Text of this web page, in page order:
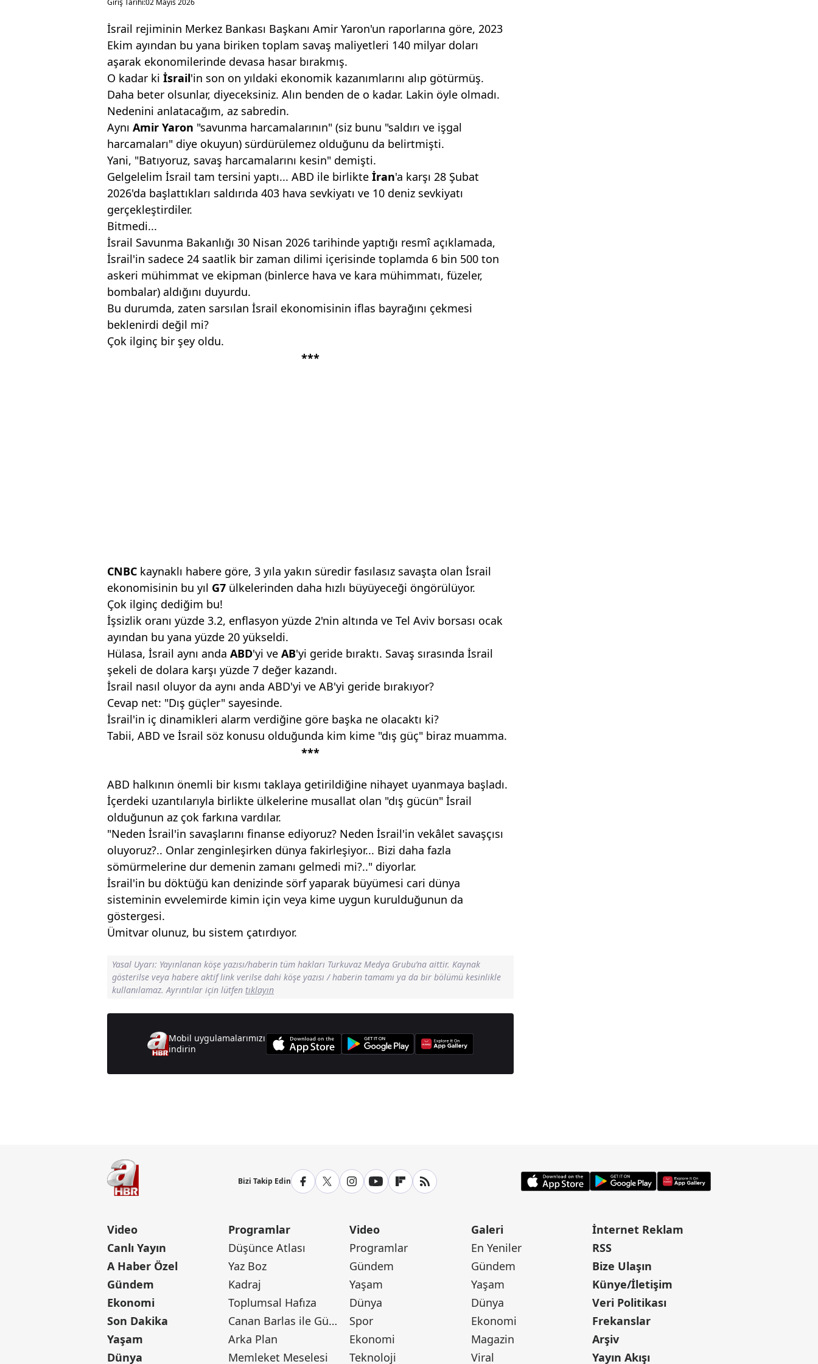
Giriş Tarihi:02 Mayıs 2026
İsrail rejiminin Merkez Bankası Başkanı Amir Yaron'un raporlarına göre, 2023
Ekim ayından bu yana biriken toplam savaş maliyetleri 140 milyar doları
aşarak ekonomilerinde devasa hasar bırakmış.
O kadar ki İsrail'in son on yıldaki ekonomik kazanımlarını alıp götürmüş.
Daha beter olsunlar, diyeceksiniz. Alın benden de o kadar. Lakin öyle olmadı.
Nedenini anlatacağım, az sabredin.
Aynı Amir Yaron "savunma harcamalarının" (siz bunu "saldırı ve işgal
harcamaları" diye okuyun) sürdürülemez olduğunu da belirtmişti.
Yani, "Batıyoruz, savaş harcamalarını kesin" demişti.
Gelgelelim İsrail tam tersini yaptı... ABD ile birlikte İran'a karşı 28 Şubat
2026'da başlattıkları saldırıda 403 hava sevkiyatı ve 10 deniz sevkiyatı
gerçekleştirdiler.
Bitmedi...
İsrail Savunma Bakanlığı 30 Nisan 2026 tarihinde yaptığı resmî açıklamada,
İsrail'in sadece 24 saatlik bir zaman dilimi içerisinde toplamda 6 bin 500 ton
askeri mühimmat ve ekipman (binlerce hava ve kara mühimmatı, füzeler,
bombalar) aldığını duyurdu.
Bu durumda, zaten sarsılan İsrail ekonomisinin iflas bayrağını çekmesi
beklenirdi değil mi?
Çok ilginç bir şey oldu.
***
CNBC kaynaklı habere göre, 3 yıla yakın süredir fasılasız savaşta olan İsrail
ekonomisinin bu yıl G7 ülkelerinden daha hızlı büyüyeceği öngörülüyor.
Çok ilginç dediğim bu!
İşsizlik oranı yüzde 3.2, enflasyon yüzde 2'nin altında ve Tel Aviv borsası ocak
ayından bu yana yüzde 20 yükseldi.
Hülasa, İsrail aynı anda ABD'yi ve AB'yi geride bıraktı. Savaş sırasında İsrail
şekeli de dolara karşı yüzde 7 değer kazandı.
İsrail nasıl oluyor da aynı anda ABD'yi ve AB'yi geride bırakıyor?
Cevap net: "Dış güçler" sayesinde.
İsrail'in iç dinamikleri alarm verdiğine göre başka ne olacaktı ki?
Tabii, ABD ve İsrail söz konusu olduğunda kim kime "dış güç" biraz muamma.
***
ABD halkının önemli bir kısmı taklaya getirildiğine nihayet uyanmaya başladı.
İçerdeki uzantılarıyla birlikte ülkelerine musallat olan "dış gücün" İsrail
olduğunun az çok farkına vardılar.
"Neden İsrail'in savaşlarını finanse ediyoruz? Neden İsrail'in vekâlet savaşçısı
oluyoruz?.. Onlar zenginleşirken dünya fakirleşiyor... Bizi daha fazla
sömürmelerine dur demenin zamanı gelmedi mi?.." diyorlar.
İsrail'in bu döktüğü kan denizinde sörf yaparak büyümesi cari dünya
sisteminin evvelemirde kimin için veya kime uygun kurulduğunun da
göstergesi.
Ümitvar olunuz, bu sistem çatırdıyor.
Yasal Uyarı: Yayınlanan köşe yazısı/haberin tüm hakları Turkuvaz Medya Grubu’na aittir. Kaynak
gösterilse veya habere aktif link verilse dahi köşe yazısı / haberin tamamı ya da bir bölümü kesinlikle
kullanılamaz. Ayrıntılar için lütfen tıklayın
Mobil uygulamalarımızı
indirin
Bizi Takip Edin
Video
Canlı Yayın
A Haber Özel
Gündem
Ekonomi
Son Dakika
Yaşam
Dünya
Programlar
Düşünce Atlası
Yaz Boz
Kadraj
Toplumsal Hafıza
Canan Barlas ile Gündem
Arka Plan
Memleket Meselesi
Video
Programlar
Gündem
Yaşam
Dünya
Spor
Ekonomi
Teknoloji
Galeri
En Yeniler
Gündem
Yaşam
Dünya
Ekonomi
Magazin
Viral
İnternet Reklam
RSS
Bize Ulaşın
Künye/İletişim
Veri Politikası
Frekanslar
Arşiv
Yayın Akışı